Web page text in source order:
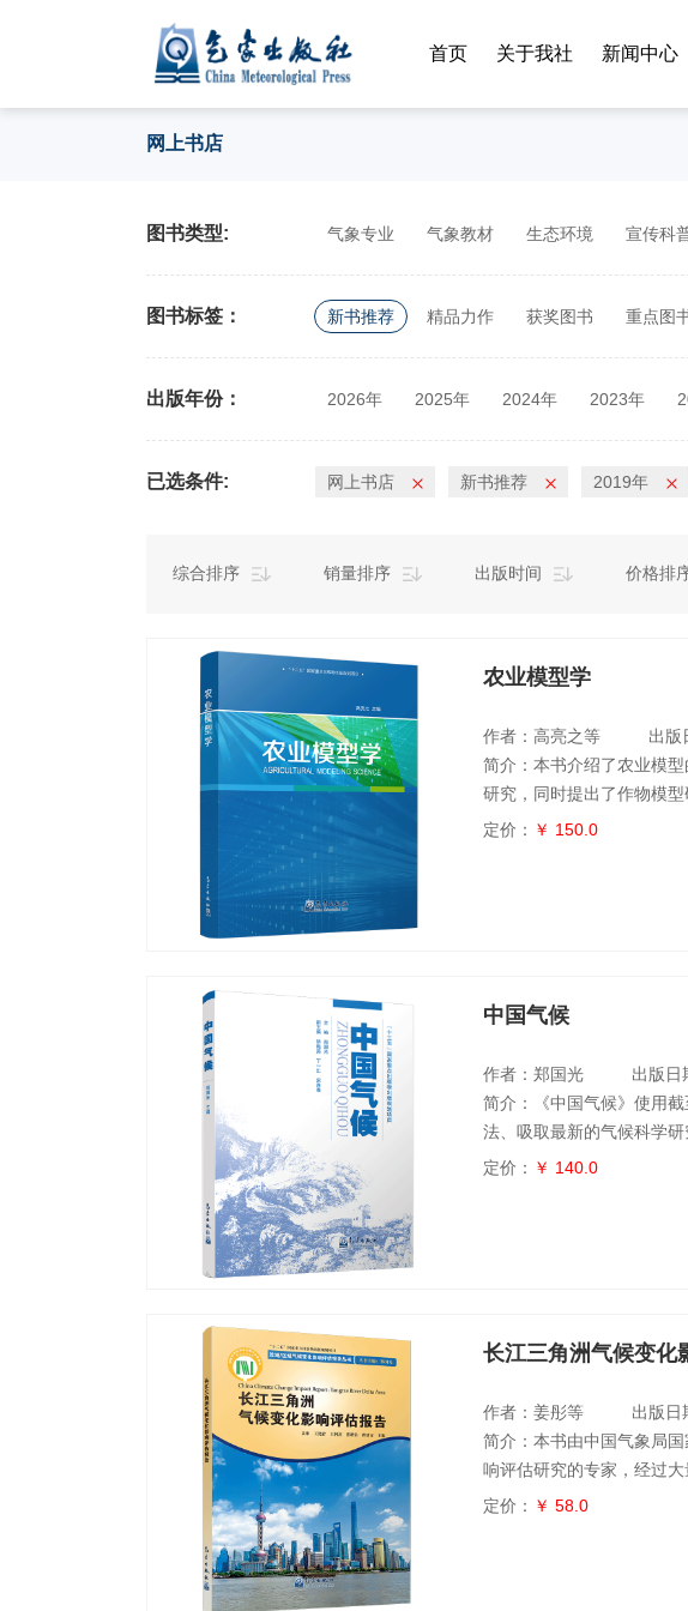
首页 关于我社 新闻中心
网上书店
图书类型: 气象专业 气象教材 生态环境 宣传科
图书标签： 新书推荐 精品力作 获奖图书 重点图
出版年份： 2026年 2025年 2024年 2023年
已选条件: 网上书店 新书推荐 2019年
综合排序 销量排序 出版时间 价格排
农业模型学
作者：高亮之等
出版
简介：本书介绍了农业模
研究，同时提出了作物模
多，可供气象、农业、林
定价： ￥ 150.0
中国气候
作者：郑国光
出版日
简介：《中国气候》使用
法、吸取最新的气候科学
准刻画当代中国气候、全
定价： ￥ 140.0
长江三角洲气候变化
作者：姜彤等
出版日
简介：本书由中国气象局
响评估研究的专家，经过
成。地处长江入海口的长
定价： ￥ 58.0